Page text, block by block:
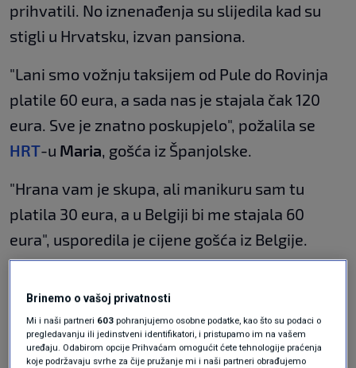
prihvatili. No iznenađenja su slijedila kad su
stigli u Hrvatsku, izvan pansiona.
"Lani smo vožnju taksijem od Pule do Rovinja
platile 60 eura, a sada nas je stajala čak 120
eura. Sve je znatno poskupjelo", požalila se
HRT-u Maria, gošća iz Španjolske.
"Hrana vam je skupa, ali manikuru sam tu
platila 30 eura, a u Belgiji bi me stajala 60
eura", usporedila je cijene gošća iz Belgije.
Njemačke.
Žale se i nautičari
Brinemo o vašoj privatnosti
Mi i naši partneri 603 pohranjujemo osobne podatke, kao što su podaci o
pregledavanju ili jedinstveni identifikatori, i pristupamo im na vašem
uređaju. Odabirom opcije Prihvaćam omogućit ćete tehnologije praćenja
koje podržavaju svrhe za čije pružanje mi i naši partneri obrađujemo